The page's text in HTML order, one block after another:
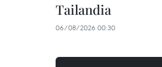
Tailandia
06/08/2026 00:30